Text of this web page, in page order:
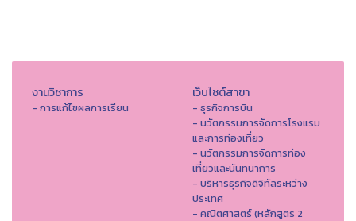
งานวิชาการ
- การแก้ไขผลการเรียน
เว็บไซต์สาขา
- ธุรกิจการบิน
- นวัตกรรมการจัดการโรงแรม
และการท่องเที่ยว
- นวัตกรรมการจัดการท่อง
เที่ยวและนันทนาการ
- บริหารธุรกิจดิจิทัลระหว่าง
ประเทศ
- คณิตศาสตร์ (หลักสูตร 2